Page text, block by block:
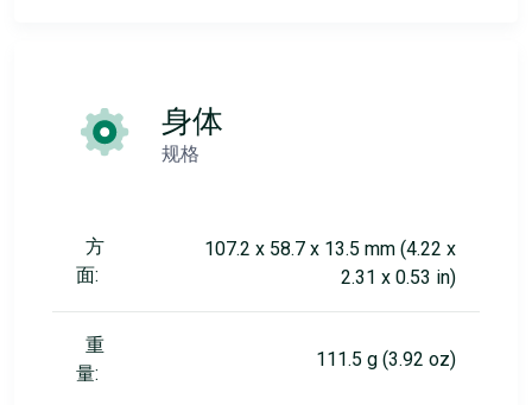
身体
规格
方
面:
107.2 x 58.7 x 13.5 mm (4.22 x
2.31 x 0.53 in)
重
量:
111.5 g (3.92 oz)